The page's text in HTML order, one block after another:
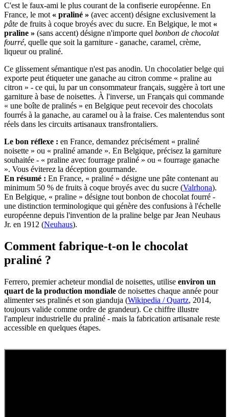
C'est le faux-ami le plus courant de la confiserie européenne. En
France, le mot « praliné » (avec accent) désigne exclusivement la
pâte de fruits à coque broyés avec du sucre. En Belgique, le mot «
praline » (sans accent) désigne n'importe quel bonbon de chocolat
fourré, quelle que soit la garniture - ganache, caramel, crème,
liqueur ou praliné.
Ce glissement sémantique n'est pas anodin. Un chocolatier belge qui
exporte peut étiqueter une ganache au citron comme « praline au
citron » - ce qui, lu par un consommateur français, suggère à tort une
garniture à base de noisettes. À l'inverse, un Français qui commande
« une boîte de pralinés » en Belgique peut recevoir des chocolats
fourrés à la ganache, au caramel ou à la fraise. Ces malentendus sont
réels dans les circuits artisanaux transfrontaliers.
Le bon réflexe : en France, demandez précisément « praliné
noisette » ou « praliné amande ». En Belgique, précisez la garniture
souhaitée - « praline avec fourrage praliné » ou « fourrage ganache
». Vous éviterez la déception gourmande.
En résumé : En France, « praliné » désigne une pâte contenant au
minimum 50 % de fruits à coque broyés avec du sucre (Valrhona).
En Belgique, « praline » désigne tout bonbon de chocolat fourré -
une distinction terminologique qui génère des confusions à l'échelle
européenne depuis l'invention de la praline belge par Jean Neuhaus
Jr. en 1912 (Neuhaus).
Comment fabrique-t-on le chocolat
praliné ?
Ferrero, premier acheteur mondial de noisettes, utilise environ un
quart de la production mondiale de noisettes chaque année pour
alimenter ses pralinés et son gianduja (Wikipedia / Quartz, 2014,
toujours valide comme ordre de grandeur). Ce chiffre illustre
l'ampleur industrielle du praliné - mais la fabrication artisanale reste
accessible en quelques étapes.